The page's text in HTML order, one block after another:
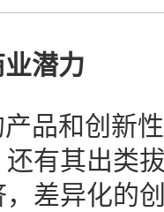
潜力
品和创新
有其出类
差异化的